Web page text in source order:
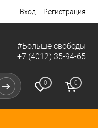
Вход Регистрация
#Больше свободы
+7 (4012) 35-94-65
0 0